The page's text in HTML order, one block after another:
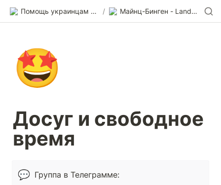
Помощь украинцам в Германии / Майнц-Бинген - Landkreis Mainz-Bingen
🤩
Досуг и свободное
время
💬 Группа в Телеграмме: